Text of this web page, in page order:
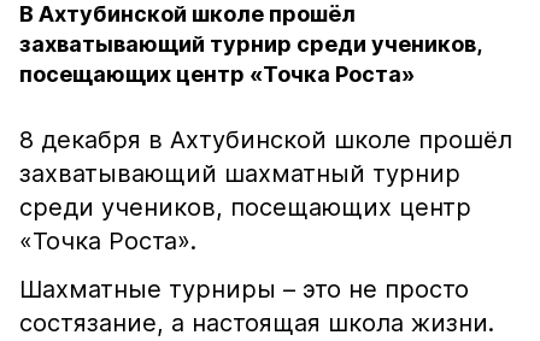
В Ахтубинской школе прошёл
захватывающий турнир среди учеников,
посещающих центр «Точка Роста»
8 декабря в Ахтубинской школе прошёл
захватывающий шахматный турнир
среди учеников, посещающих центр
«Точка Роста».
Шахматные турниры – это не просто
состязание, а настоящая школа жизни.